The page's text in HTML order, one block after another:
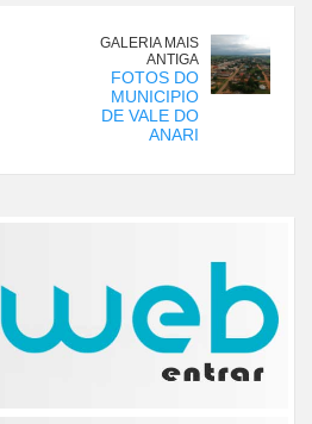
GALERIA MAIS
ANTIGA
FOTOS DO
MUNICIPIO
DE VALE DO
ANARI